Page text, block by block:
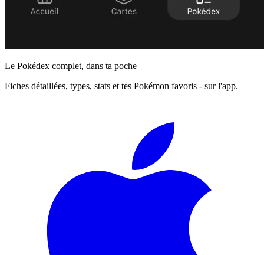
Le Pokédex complet, dans ta poche
Fiches détaillées, types, stats et tes Pokémon favoris - sur l'app.